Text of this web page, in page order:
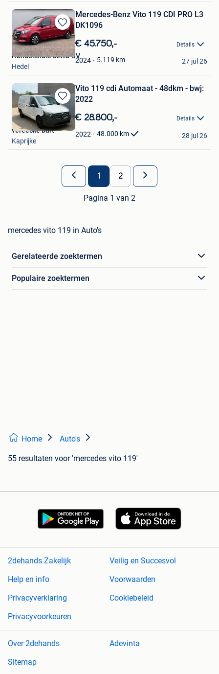
Bewaren
in
Mijn
Favorieten
Mercedes-Benz Vito 119 CDI PRO L3
DK1096
€ 45.750,- Details
2024 5.119 km
Handelshuis DEKO BV
Hedel
27 jul 26
Bewaren
in
Mijn
Favorieten
Vito 119 cdi Automaat - 48dkm - bwj:
2022
€ 28.800,- Details
2022 48.000 km
vereecke bart
Kaprijke
28 jul 26
1 2
Pagina 1 van 2
mercedes vito 119 in Auto's
Gerelateerde zoektermen
Populaire zoektermen
Home Auto's
55 resultaten voor 'mercedes vito 119'
2dehands Zakelijk
Veilig en Succesvol
Help en info
Voorwaarden
Privacyverklaring
Cookiebeleid
Privacyvoorkeuren
Over 2dehands
Adevinta
Sitemap